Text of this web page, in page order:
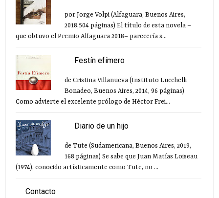
por Jorge Volpi (Alfaguara, Buenos Aires,
2018,504 páginas) El título de esta novela –
que obtuvo el Premio Alfaguara 2018– parecería s...
Festín efímero
de Cristina Villanueva (Instituto Lucchelli
Bonadeo, Buenos Aires, 2014, 96 páginas)
Como advierte el excelente prólogo de Héctor Frei...
Diario de un hijo
de Tute (Sudamericana, Buenos Aires, 2019,
168 páginas) Se sabe que Juan Matías Loiseau
(1974), conocido artísticamente como Tute, no ...
Contacto